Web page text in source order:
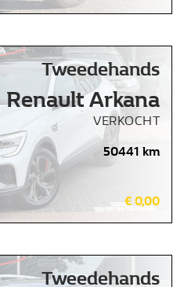
Tweedehands
Renault Arkana
VERKOCHT
50441 km
€ 0,00
Tweedehands